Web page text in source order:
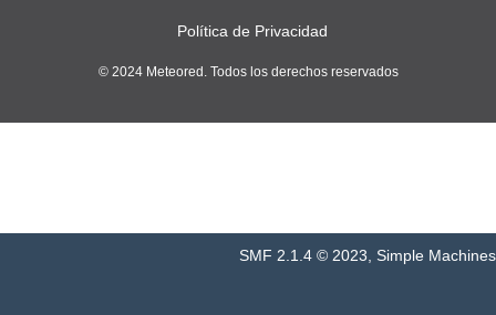
Política de Privacidad
© 2024 Meteored. Todos los derechos reservados
SMF 2.1.4 © 2023 Simple Machines